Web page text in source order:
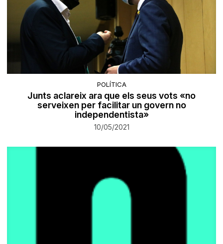
POLÍTICA
Junts aclareix ara que els seus vots «no
serveixen per facilitar un govern no
independentista»
10/05/2021